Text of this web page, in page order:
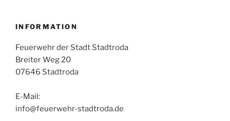
INFORMATION
Feuerwehr der Stadt Stadtroda
Breiter Weg 20
07646 Stadtroda
E-Mail:
info@feuerwehr-stadtroda.de